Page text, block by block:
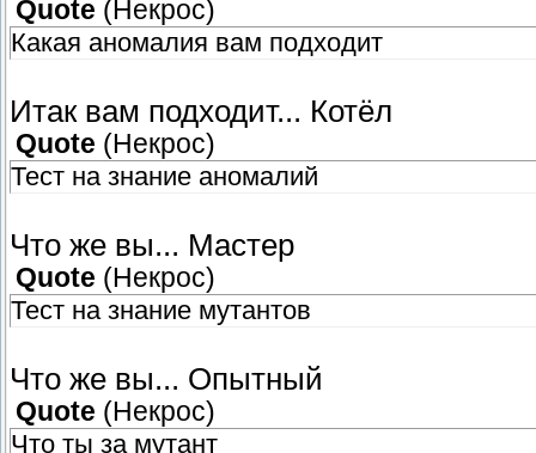
Quote ( Некрос)
Какая аномалия вам подходит
Итак вам подходит... Котёл
Quote ( Некрос)
Тест на знание аномалий
Что же вы... Мастер
Quote ( Некрос)
Тест на знание мутантов
Что же вы... Опытный
Quote ( Некрос)
Что ты за мутант